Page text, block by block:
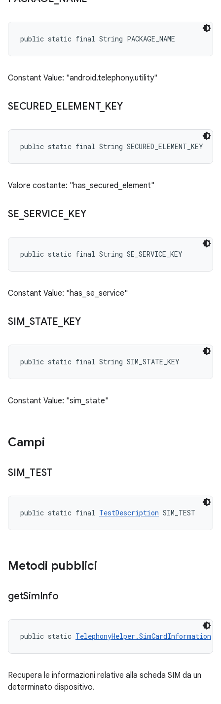
public static final String PACKAGE_NAME
Constant Value: "android.telephony.utility"
SECURED_ ELEMENT_ KEY
public static final String SECURED_ELEMENT_KEY
Valore costante: "has_secured_element"
SE _SERVICE KEY
public static final String SE_SERVICE_KEY
Constant Value: "has_se_service"
SIM STATE KEY
public static final String SIM_STATE_KEY
Constant Value: "sim_state"
Campi
SIM TEST
public static final TestDescription SIM_TEST
Metodi pubblici
getSimInfo
public static TelephonyHelper.SimCardInformation
Recupera le informazioni relative alla scheda SIM da un
determinato dispositivo.